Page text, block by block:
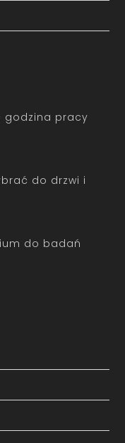
godzina pracy
do drzwi i
do badań